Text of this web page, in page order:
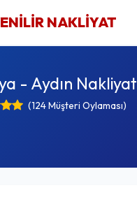
NAKLİYAT
- Aydın Nakliyat
(124 Müşteri Oylaması)